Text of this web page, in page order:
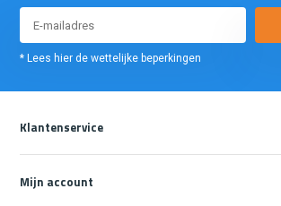
* Lees hier de wettelijke beperkingen
Klantenservice
Mijn account